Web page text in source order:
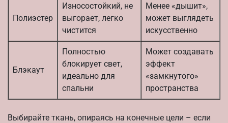
Полиэстер
Износостойкий, не
выгорает, легко
чистится
Менее «дышит»,
может выглядеть
искусственно
Блэкаут
Полностью
блокирует свет,
идеально для
спальни
Может создавать
эффект
«замкнутого»
пространства
Выбирайте ткань, опираясь на конечные цели – если